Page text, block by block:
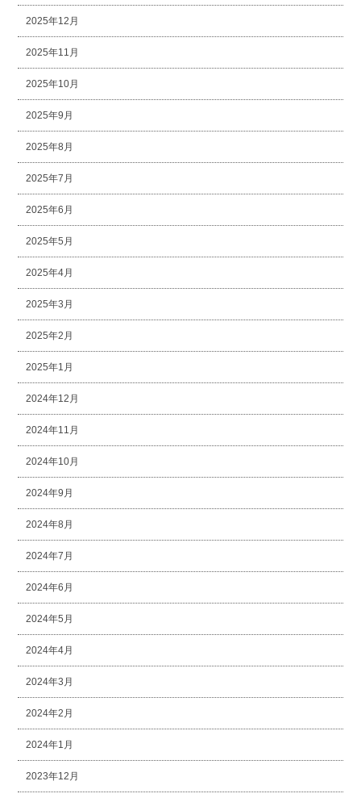
2025年12月
2025年11月
2025年10月
2025年9月
2025年8月
2025年7月
2025年6月
2025年5月
2025年4月
2025年3月
2025年2月
2025年1月
2024年12月
2024年11月
2024年10月
2024年9月
2024年8月
2024年7月
2024年6月
2024年5月
2024年4月
2024年3月
2024年2月
2024年1月
2023年12月